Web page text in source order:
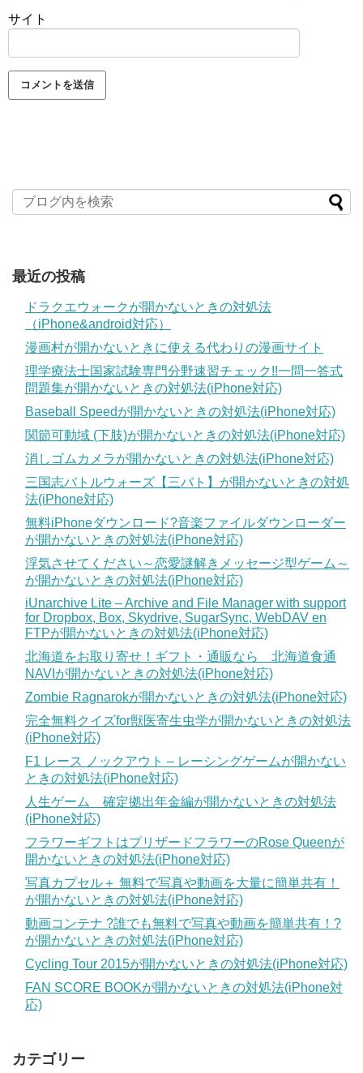
サイト
最近の投稿
ドラクエウォークが開かないときの対処法
（iPhone&android対応）
漫画村が開かないときに使える代わりの漫画サイト
理学療法士国家試験専門分野速習チェック!!一問一答式
問題集が開かないときの対処法(iPhone対応)
Baseball Speedが開かないときの対処法(iPhone対応)
関節可動域 (下肢)が開かないときの対処法(iPhone対応)
消しゴムカメラが開かないときの対処法(iPhone対応)
三国志バトルウォーズ【三バト】が開かないときの対処
法(iPhone対応)
無料iPhoneダウンロード?音楽ファイルダウンローダー
が開かないときの対処法(iPhone対応)
浮気させてください～恋愛謎解きメッセージ型ゲーム～
が開かないときの対処法(iPhone対応)
iUnarchive Lite – Archive and File Manager with support
for Dropbox, Box, Skydrive, SugarSync, WebDAV en
FTPが開かないときの対処法(iPhone対応)
北海道をお取り寄せ！ギフト・通販なら 北海道食通
NAVIが開かないときの対処法(iPhone対応)
Zombie Ragnarokが開かないときの対処法(iPhone対応)
完全無料クイズfor獣医寄生虫学が開かないときの対処法
(iPhone対応)
F1 レース ノックアウト – レーシングゲームが開かない
ときの対処法(iPhone対応)
人生ゲーム 確定拠出年金編が開かないときの対処法
(iPhone対応)
フラワーギフトはプリザードフラワーのRose Queenが
開かないときの対処法(iPhone対応)
写真カプセル＋ 無料で写真や動画を大量に簡単共有！
が開かないときの対処法(iPhone対応)
動画コンテナ ?誰でも無料で写真や動画を簡単共有！?
が開かないときの対処法(iPhone対応)
Cycling Tour 2015が開かないときの対処法(iPhone対応)
FAN SCORE BOOKが開かないときの対処法(iPhone対
応)
カテゴリー